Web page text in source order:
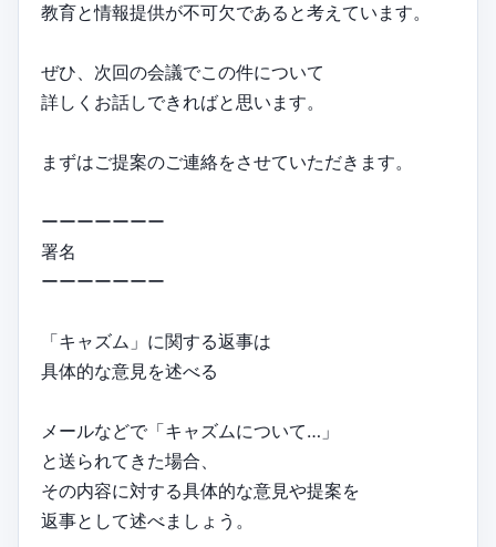
教育と情報提供が不可欠であると考えています。
ぜひ、次回の会議でこの件について
詳しくお話しできればと思います。
まずはご提案のご連絡をさせていただきます。
ーーーーーーー
署名
ーーーーーーー
「キャズム」に関する返事は
具体的な意見を述べる
メールなどで「キャズムについて…」
と送られてきた場合、
その内容に対する具体的な意見や提案を
返事として述べましょう。